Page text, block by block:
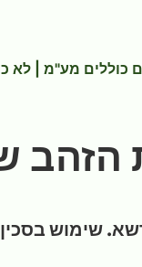
כוללים מע"מ לא
הזהב
שימוש